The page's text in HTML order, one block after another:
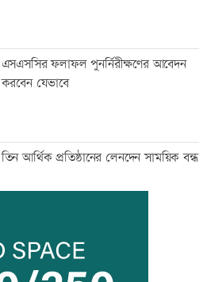
এসএসসির ফলাফল পুনর্নিরীক্ষণের আবেদন
করবেন যেভাবে
তিন আর্থিক প্রতিষ্ঠানের লেনদেন সাময়িক বন্ধ
নাছিমা কাদির মোল্লা স্কুলের সবাই পেল
জিপিএ-৫